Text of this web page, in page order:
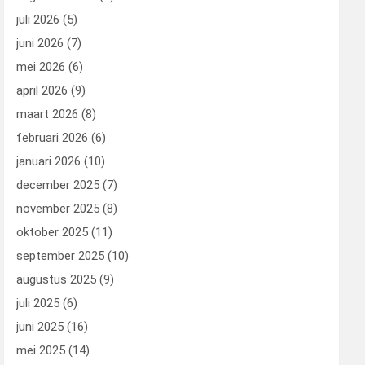
juli 2026 (5)
juni 2026 (7)
mei 2026 (6)
april 2026 (9)
maart 2026 (8)
februari 2026 (6)
januari 2026 (10)
december 2025 (7)
november 2025 (8)
oktober 2025 (11)
september 2025 (10)
augustus 2025 (9)
juli 2025 (6)
juni 2025 (16)
mei 2025 (14)